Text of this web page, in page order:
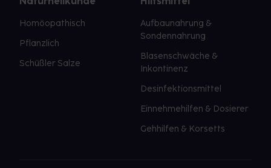
Homöopathisch
Pflanzlich
Schüßler Salze
Aufbaunahrung &
Sondennahrung
Blasenschwäche &
Inkontinenz
Desinfektionsmittel
Einnehmehilfen & Dosierer
Gehhilfen & Korsetts